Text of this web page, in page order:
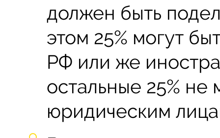
должен быть
этом 25% могут
РФ или же
остальные 25% не
юридическим